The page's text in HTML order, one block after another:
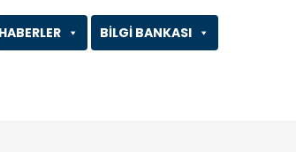
HABERLER
BİLGİ BANKASI